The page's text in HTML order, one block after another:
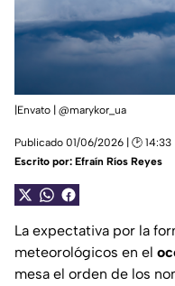
|Envato | @marykor_ua
Publicado 01/06/2026 | 🕑 14:33
Escrito por: Efraín Ríos Reyes
La expectativa por la
meteorológicos en el
mesa el orden de los